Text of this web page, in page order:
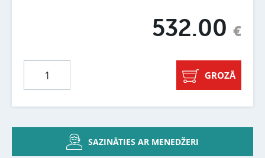
532.00 €
GROZĀ
SAZINĀTIES AR MENEDŽERI